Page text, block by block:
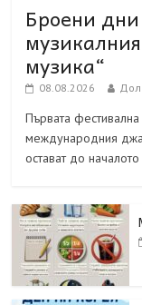
Броени
музика“
08.08.2026
Първата
международния
остават до началото